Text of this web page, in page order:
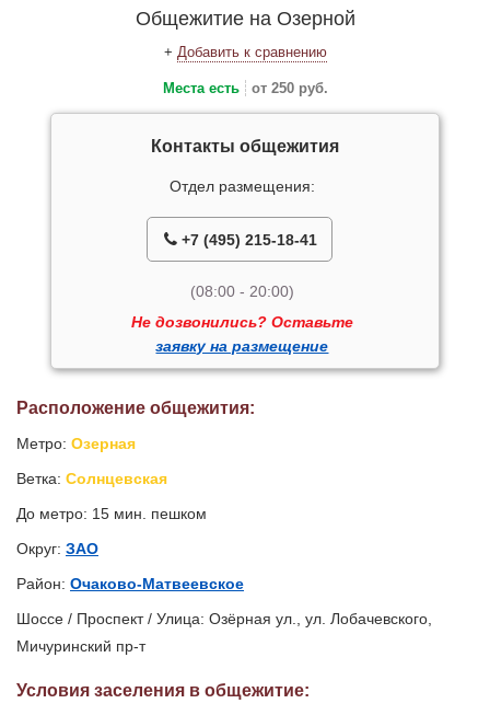
Общежитие на Озерной
+ Добавить к сравнению
Места есть от 250 руб.
Контакты общежития
Отдел размещения:
+7 (495) 215-18-41
(08:00 - 20:00)
Не дозвонились? Оставьте
заявку на размещение
Расположение общежития:
Метро: Озерная
Ветка: Солнцевская
До метро: 15 мин. пешком
Округ: ЗАО
Район: Очаково-Матвеевское
Шоссе / Проспект / Улица: Озёрная ул., ул. Лобачевского,
Мичуринский пр-т
Условия заселения в общежитие: